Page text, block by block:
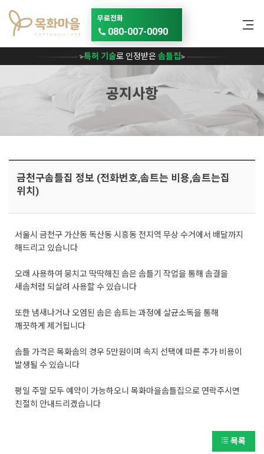
메뉴 건너뛰기
무료전화
080-007-0090
특허 기술로 인정받은솜틀집
공지사항
금천구솜틀집 정보 (전화번호,솜트는 비용,솜트는집
위치)
서울시 금천구 가산동 독산동 시흥동 전지역 무상 수거에서 배달까지
해드리고 있습니다
오래 사용하여 뭉치고 딱딱해진 솜은 솜틀기 작업을 통해 솜결을
새솜처럼 되살려 사용할 수 있습니다
또한 냄새나거나 오염된 솜은 솜트는 과정에 살균소독을 통해
깨끗하게 제거됩니다
솜틀 가격은 목화솜의 경우 5만원이며 속지 선택에 따른 추가 비용이
발생될 수 있습니다
평일 주말 모두 예약이 가능하오니 목화마을솜틀집으로 연락주시면
친절히 안내드리겠습니다
목록